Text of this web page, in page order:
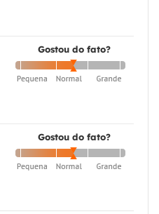
Gostou do fato?
Gostou do fato?